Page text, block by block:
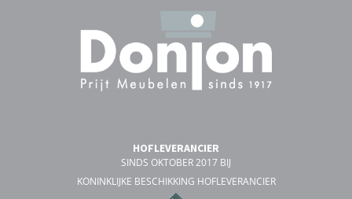
HOFLEVERANCIER
SINDS OKTOBER 2017 BIJ
KONINKLIJKE BESCHIKKING HOFLEVERANCIER